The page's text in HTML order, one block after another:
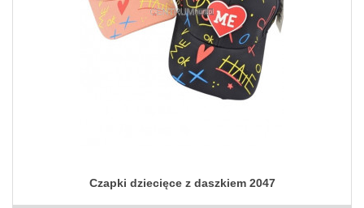
Czapki dziecięce z daszkiem 2047